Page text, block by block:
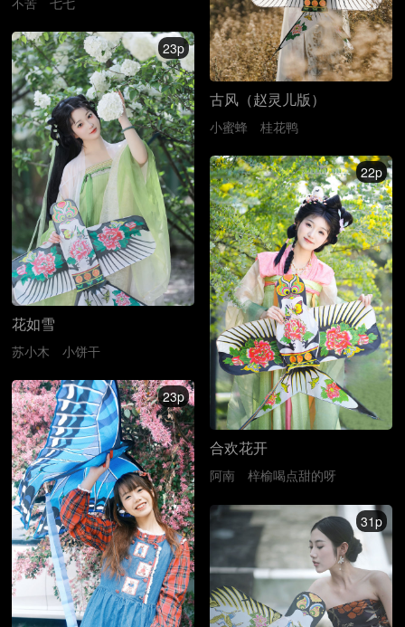
古风（赵灵儿版）
小蜜蜂 桂花鸭
23p
花如雪
苏小木 小饼干
22p
合欢花开
阿南 梓榆喝点甜的呀
23p
31p